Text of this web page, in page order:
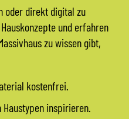
oder direkt digital zu
und erfahren
zu wissen gibt,
kostenfrei.
Haustypen inspirieren.